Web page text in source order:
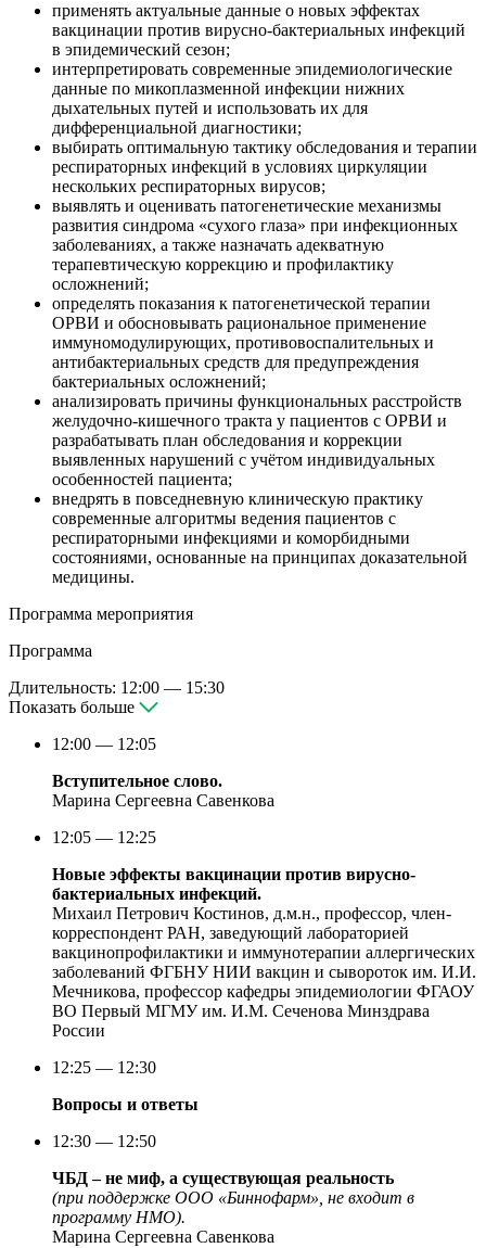
применять актуальные данные о новых эффектах
вакцинации против вирусно-бактериальных инфекций
в эпидемический сезон;
интерпретировать современные эпидемиологические
данные по микоплазменной инфекции нижних
дыхательных путей и использовать их для
дифференциальной диагностики;
выбирать оптимальную тактику обследования и терапии
респираторных инфекций в условиях циркуляции
нескольких респираторных вирусов;
выявлять и оценивать патогенетические механизмы
развития синдрома «сухого глаза» при инфекционных
заболеваниях, а также назначать адекватную
терапевтическую коррекцию и профилактику
осложнений;
определять показания к патогенетической терапии
ОРВИ и обосновывать рациональное применение
иммуномодулирующих, противовоспалительных и
антибактериальных средств для предупреждения
бактериальных осложнений;
анализировать причины функциональных расстройств
желудочно-кишечного тракта у пациентов с ОРВИ и
разрабатывать план обследования и коррекции
выявленных нарушений с учётом индивидуальных
особенностей пациента;
внедрять в повседневную клиническую практику
современные алгоритмы ведения пациентов с
респираторными инфекциями и коморбидными
состояниями, основанные на принципах доказательной
медицины.
Программа мероприятия
Программа
Длительность: 12:00 — 15:30
Показать больше
12:00 — 12:05
Вступительное слово.
Марина Сергеевна Савенкова
12:05 — 12:25
Новые эффекты вакцинации против вирусно-
бактериальных инфекций.
Михаил Петрович Костинов, д.м.н., профессор, член-
корреспондент РАН, заведующий лабораторией
вакцинопрофилактики и иммунотерапии аллергических
заболеваний ФГБНУ НИИ вакцин и сывороток им. И.И.
Мечникова, профессор кафедры эпидемиологии ФГАОУ
ВО Первый МГМУ им. И.М. Сеченова Минздрава
России
12:25 — 12:30
Вопросы и ответы
12:30 — 12:50
ЧБД – не миф, а существующая реальность
(при поддержке ООО «Биннофарм», не входит в
программу НМО).
Марина Сергеевна Савенкова